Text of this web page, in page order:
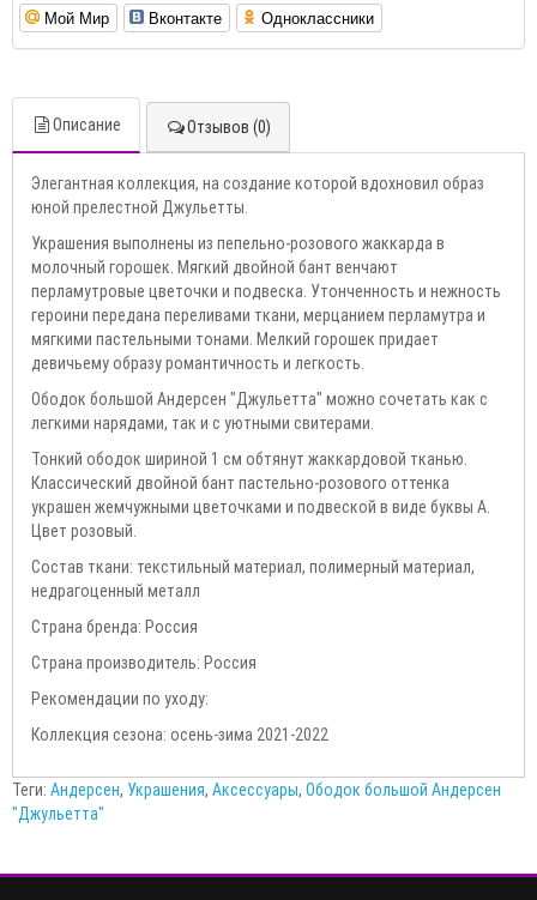
Мой Мир Вконтакте Одноклассники
Описание Отзывов (0)
Элегантная коллекция, на создание которой вдохновил образ
юной прелестной Джульетты.
Украшения выполнены из пепельно-розового жаккарда в
молочный горошек. Мягкий двойной бант венчают
перламутровые цветочки и подвеска. Утонченность и нежность
героини передана переливами ткани, мерцанием перламутра и
мягкими пастельными тонами. Мелкий горошек придает
девичьему образу романтичность и легкость.
Ободок большой Андерсен "Джульетта" можно сочетать как с
легкими нарядами, так и с уютными свитерами.
Тонкий ободок шириной 1 см обтянут жаккардовой тканью.
Классический двойной бант пастельно-розового оттенка
украшен жемчужными цветочками и подвеской в виде буквы А.
Цвет розовый.
Состав ткани: текстильный материал, полимерный материал,
недрагоценный металл
Страна бренда: Россия
Страна производитель: Россия
Рекомендации по уходу:
Коллекция сезона: осень-зима 2021-2022
Теги: Андерсен, Украшения, Аксессуары, Ободок большой Андерсен
"Джульетта"